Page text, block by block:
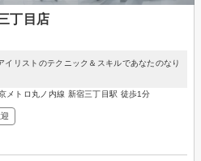
丁目店
イリストのテクニック＆スキルであなたのなり
メトロ丸ノ内線 新宿三丁目駅 徒歩1分